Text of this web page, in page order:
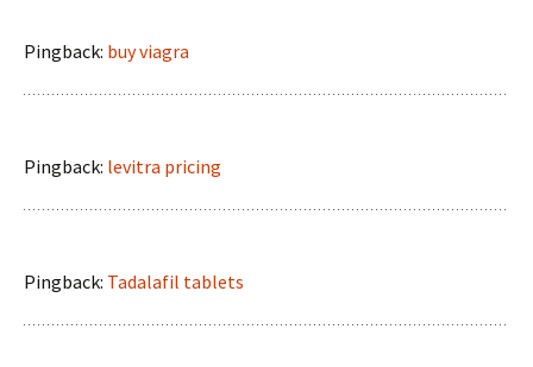
Pingback: buy viagra
Pingback: levitra pricing
Pingback: Tadalafil tablets